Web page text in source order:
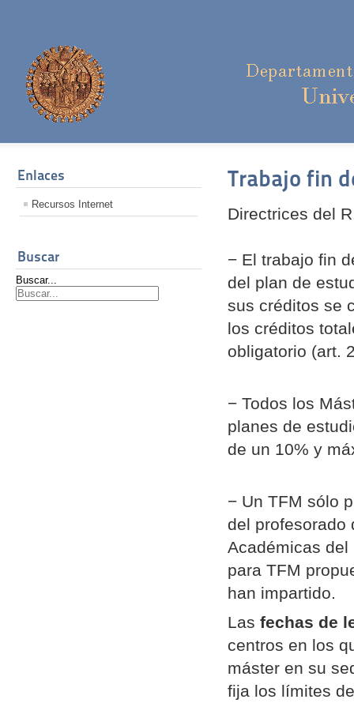
Enlaces
Recursos Internet
Buscar
Buscar...
Trabajo fin
Directrices del
− El trabajo fin
del plan de
sus créditos se
los créditos
obligatorio (art.
− Todos los
planes de
de un 10% y
− Un TFM sólo
del profesorado
Académicas
para TFM
han impartido.
Las fechas de
centros en los
máster en su
fija los límites